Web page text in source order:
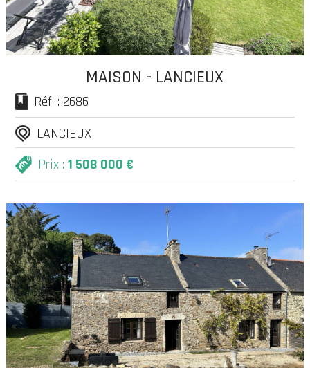
MAISON - LANCIEUX
Réf. : 2686
LANCIEUX
Prix : 1 508 000 €